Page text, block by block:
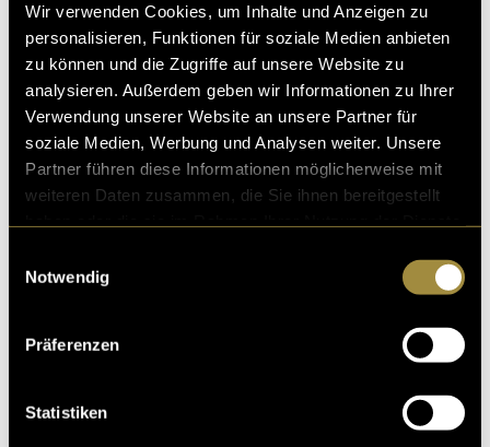
Wir verwenden Cookies, um Inhalte und Anzeigen zu
personalisieren, Funktionen für soziale Medien anbieten
zu können und die Zugriffe auf unsere Website zu
analysieren. Außerdem geben wir Informationen zu Ihrer
Verwendung unserer Website an unsere Partner für
soziale Medien, Werbung und Analysen weiter. Unsere
Partner führen diese Informationen möglicherweise mit
weiteren Daten zusammen, die Sie ihnen bereitgestellt
Notwendig
Präferenzen
Statistiken